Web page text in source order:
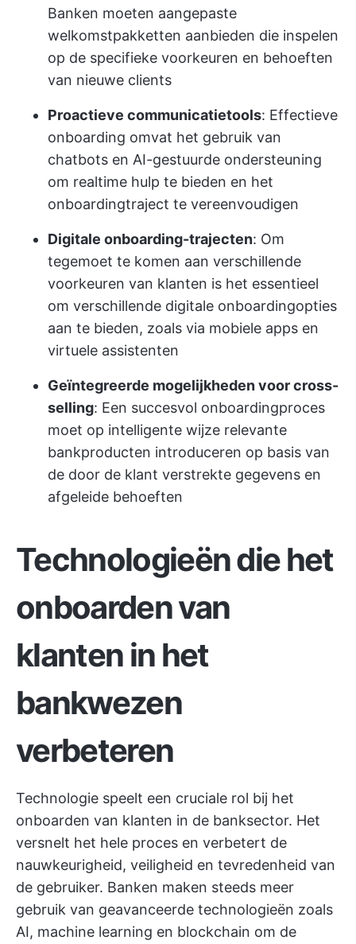
Banken moeten aangepaste
welkomstpakketten aanbieden die inspelen
op de specifieke voorkeuren en behoeften
van nieuwe clients
Proactieve communicatietools: Effectieve
onboarding omvat het gebruik van
chatbots en AI-gestuurde ondersteuning
om realtime hulp te bieden en het
onboardingtraject te vereenvoudigen
Digitale onboarding-trajecten: Om
tegemoet te komen aan verschillende
voorkeuren van klanten is het essentieel
om verschillende digitale onboardingopties
aan te bieden, zoals via mobiele apps en
virtuele assistenten
Geïntegreerde mogelijkheden voor cross-
selling: Een succesvol onboardingproces
moet op intelligente wijze relevante
bankproducten introduceren op basis van
de door de klant verstrekte gegevens en
afgeleide behoeften
Technologieën die het
onboarden van
klanten in het
bankwezen
verbeteren
Technologie speelt een cruciale rol bij het
onboarden van klanten in de banksector. Het
versnelt het hele proces en verbetert de
nauwkeurigheid, veiligheid en tevredenheid van
de gebruiker. Banken maken steeds meer
gebruik van geavanceerde technologieën zoals
AI, machine learning en blockchain om de